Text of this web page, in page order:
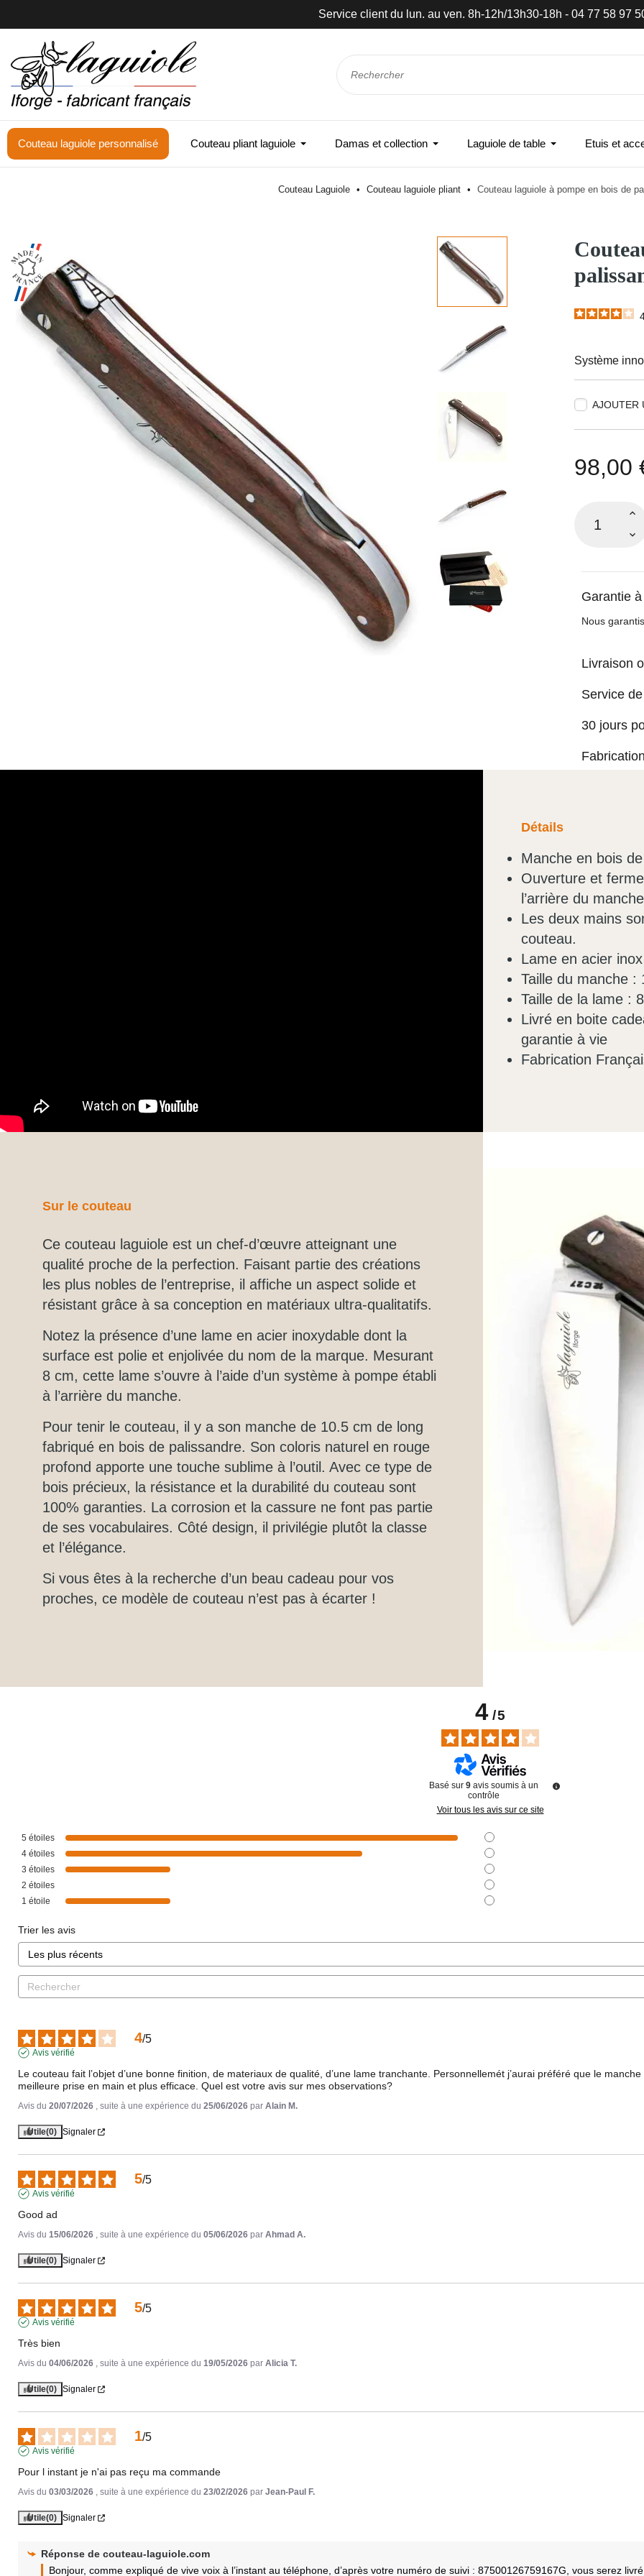
Livraison gratuite à partir de 89 €
Couteau laguiole personnalisé Couteau pliant laguiole Damas et collection Laguiole de table Etuis et
Couteau Laguiole Couteau laguiole pliant Couteau laguiole à pompe en bois de
Système
AJOUTER
98,00
Garantie
Nous
Livraison
Service
30 jours
Détails
Manche en bois
Ouverture et
l’arrière du
Les deux mains
couteau.
Lame en acier
Taille du manche :
Taille de la lame :
Livré en boite
garantie à vie
Fabrication
Sur le couteau
Ce couteau laguiole est un chef-d’œuvre atteignant une
qualité proche de la perfection. Faisant partie des créations
les plus nobles de l’entreprise, il affiche un aspect solide et
résistant grâce à sa conception en matériaux ultra-qualitatifs.
Notez la présence d’une lame en acier inoxydable dont la
surface est polie et enjolivée du nom de la marque. Mesurant
8 cm, cette lame s’ouvre à l’aide d’un système à pompe établi
à l’arrière du manche.
Pour tenir le couteau, il y a son manche de 10.5 cm de long
fabriqué en bois de palissandre. Son coloris naturel en rouge
profond apporte une touche sublime à l’outil. Avec ce type de
bois précieux, la résistance et la durabilité du couteau sont
100% garanties. La corrosion et la cassure ne font pas partie
de ses vocabulaires. Côté design, il privilégie plutôt la classe
et l’élégance.
Si vous êtes à la recherche d’un beau cadeau pour vos
proches, ce modèle de couteau n’est pas à écarter !
4/5
Basé sur 9 avis soumis à un
contrôle
Voir tous les avis sur ce site
5 étoiles
4 étoiles
3 étoiles
2 étoiles
1 étoile
Trier les avis
4/5
Avis vérifié
Le couteau fait l’objet d’une bonne finition, de materiaux de qualité, d’une lame tranchante. Personnellemét j’aurai préféré que le
meilleure prise en main et plus efficace. Quel est votre avis sur mes observations?
Avis du 20/07/2026 , suite à une expérience du 25/06/2026 par Alain M.
Utile(0) Signaler
5/5
Avis vérifié
Good ad
Avis du 15/06/2026 , suite à une expérience du 05/06/2026 par Ahmad A.
Utile(0) Signaler
5/5
Avis vérifié
Très bien
Avis du 04/06/2026 , suite à une expérience du 19/05/2026 par Alicia T.
Utile(0) Signaler
1/5
Avis vérifié
Pour l instant je n'ai pas reçu ma commande
Avis du 03/03/2026 , suite à une expérience du 23/02/2026 par Jean-Paul F.
Utile(0) Signaler
Réponse de couteau-laguiole.com
Bonjour, comme expliqué de vive voix à l’instant au téléphone, d’après votre numéro de suivi : 87500126759167G, vous serez